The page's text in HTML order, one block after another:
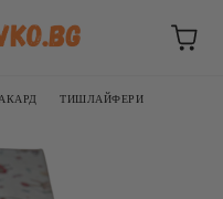
ТИШЛАЙФЕРИ